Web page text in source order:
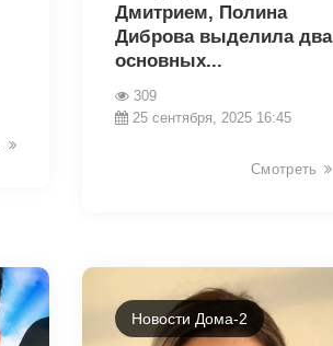
Дмитрием, Полина
Диброва выделила два
основных...
309
25 сентября, 2025 16:45
Смотреть
Новости Дома-2